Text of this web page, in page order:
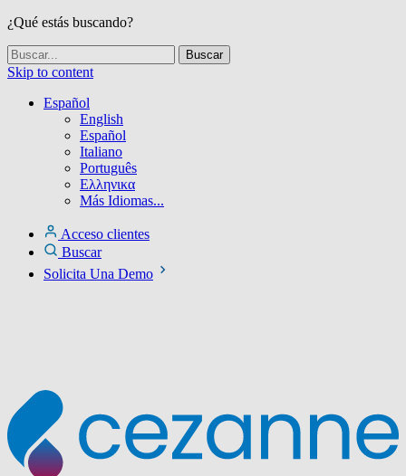
¿Qué estás buscando?
Skip to content
Español
English
Español
Italiano
Português
Ελληνικα
Más Idiomas...
Acceso clientes
Buscar
Solicita Una Demo